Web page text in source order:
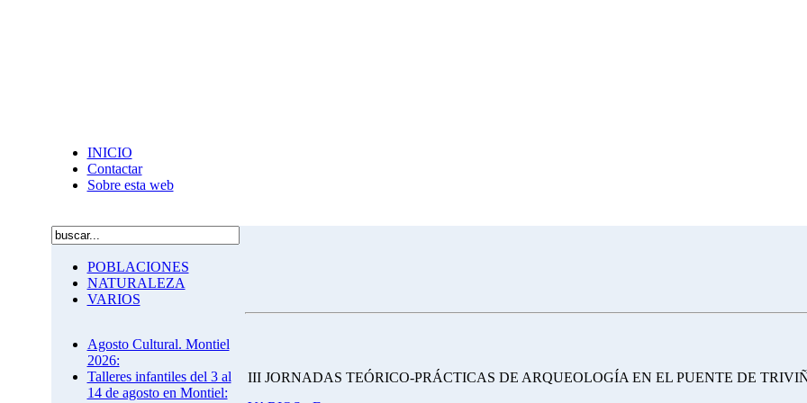
INICIO
Contactar
Sobre esta web
POBLACIONES
NATURALEZA
VARIOS
Agosto Cultural. Montiel
2026:
Talleres infantiles del 3 al
14 de agosto en Montiel:
III JORNADAS TEÓRICO-PRÁCTICAS DE ARQUEOLOGÍA EN EL PUENTE DE